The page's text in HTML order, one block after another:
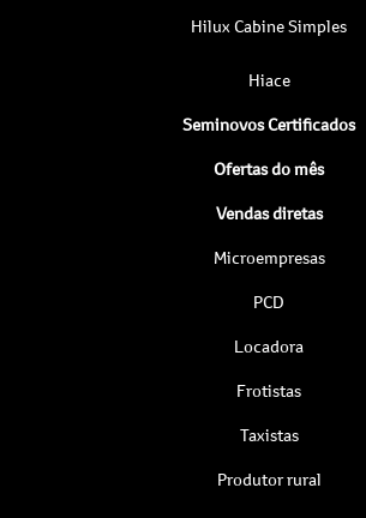
Hilux Cabine Simples
Hiace
Seminovos Certificados
Ofertas do mês
Vendas diretas
Microempresas
PCD
Locadora
Frotistas
Taxistas
Produtor rural